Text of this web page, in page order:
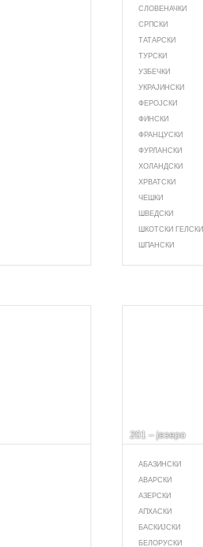
СЛОВЕНАЧКИ
СРПСКИ
ТАТАРСКИ
ТУРСКИ
УЗБЕЧКИ
УКРАЈИНСКИ
ФЕРОЈСКИ
ФИНСКИ
ФРАНЦУСКИ
ФУРЛАНСКИ
ХОЛАНДСКИ
ХРВАТСКИ
ЧЕШКИ
ШВЕДСКИ
ШКОТСКИ ГЕЛСКИ
ШПАНСКИ
201 – језеро
АБАЗИНСКИ
АВАРСКИ
АЗЕРСКИ
АПХАСКИ
БАСКИЈСКИ
БЕЛОРУСКИ